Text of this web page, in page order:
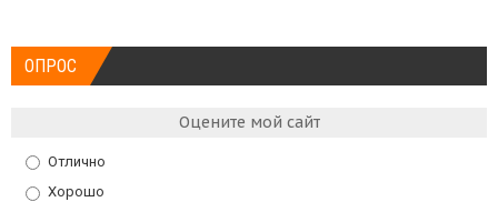
ОПРОС
Оцените мой сайт
Отлично
Хорошо